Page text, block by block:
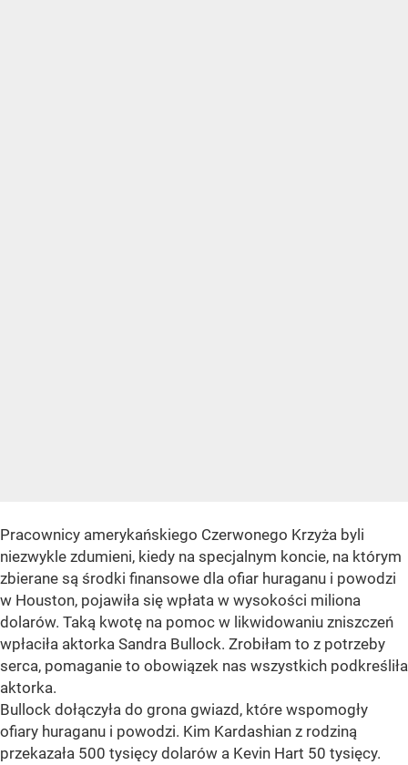
Pracownicy amerykańskiego Czerwonego Krzyża byli
niezwykle zdumieni, kiedy na specjalnym koncie, na którym
zbierane są środki finansowe dla ofiar huraganu i powodzi
w Houston, pojawiła się wpłata w wysokości miliona
dolarów. Taką kwotę na pomoc w likwidowaniu zniszczeń
wpłaciła aktorka Sandra Bullock. Zrobiłam to z potrzeby
serca, pomaganie to obowiązek nas wszystkich podkreśliła
aktorka.
Bullock dołączyła do grona gwiazd, które wspomogły
ofiary huraganu i powodzi. Kim Kardashian z rodziną
przekazała 500 tysięcy dolarów a Kevin Hart 50 tysięcy.